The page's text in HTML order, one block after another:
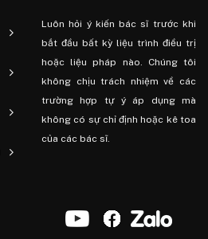
Luôn hỏi ý kiến ​​bác sĩ trước khi
bắt đầu bất kỳ liệu trình điều trị
hoặc liệu pháp nào. Chúng tôi
không chịu trách nhiệm về các
trường hợp tự ý áp dụng mà
không có sự chỉ định hoặc kê toa
của các bác sĩ.